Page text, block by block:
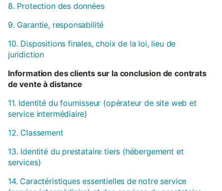
8. Protection des données
9. Garantie, responsabilité
10. Dispositions finales, choix de la loi, lieu de
juridiction
Information des clients sur la conclusion de contrats
de vente à distance
11. Identité du fournisseur (opérateur de site web et
service intermédiaire)
12. Classement
13. Identité du prestataire tiers (hébergement et
services)
14. Caractéristiques essentielles de notre service